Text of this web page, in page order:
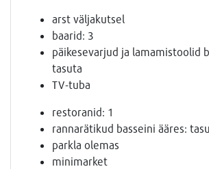
arst väljakutsel
baarid: 3
päikesevarjud ja lamamistoolid
tasuta
TV-tuba
restoranid: 1
rannarätikud basseini ääres:
parkla olemas
minimarket